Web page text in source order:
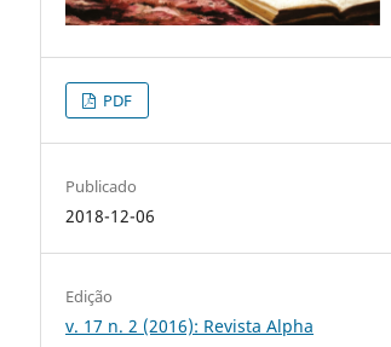
PDF
Publicado
2018-12-06
Edição
v. 17 n. 2 (2016): Revista Alpha